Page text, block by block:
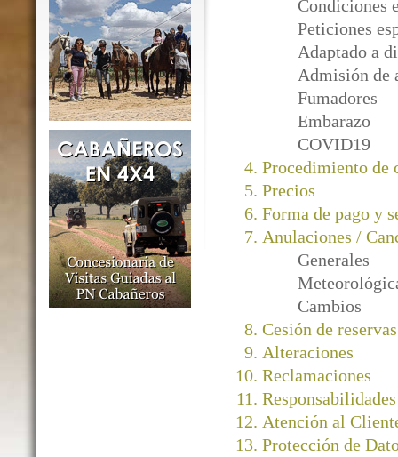
Condiciones
Peticiones
Adaptado a
Admisión de
Fumadores
Embarazo
COVID19
Procedimiento de
Precios
Forma de pago y
Anulaciones /
Generales
Cambios
Cesión de reservas
Alteraciones
Reclamaciones
Responsabilidades
Atención al
Protección de